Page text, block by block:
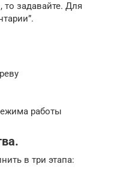
задавайте. Для
работы
в три этапа: